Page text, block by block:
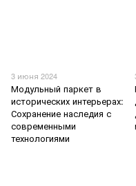
3 июня 2024
Модульный паркет в
исторических интерьерах:
Сохранение наследия с
современными
технологиями